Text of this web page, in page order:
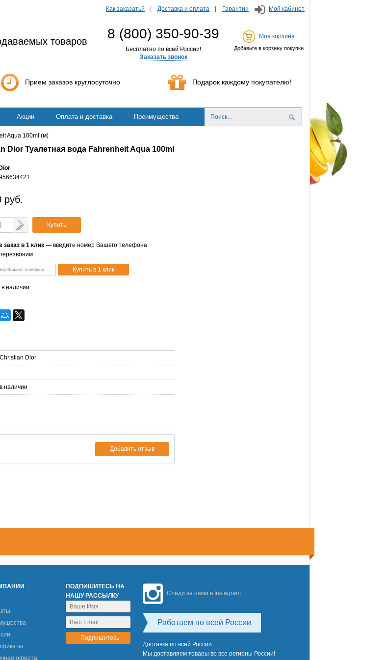
Как заказать? Доставка и оплата Гарантии Мой кабинет
товаров 8 (800) 350-90-39
Бесплатно по всей России!
Заказать звонок
Моя корзина
Добавьте в корзину покупки
Прием заказов круглосуточно Подарок каждому покупателю!
Акции Оплата и доставка Преимущества
Aqua 100ml (м)
Dior Туалетная вода Fahrenheit Aqua 100ml
руб.
Купить
заказ в 1 клик — введите номер Вашего телефона
в наличии
Christian Dior
в наличии
Добавить отзыв
оферта
ПОДПИШИТЕСЬ НА
НАШУ РАССЫЛКУ
Следи за нами в Instagram
Работаем по всей России
Доставка по всей России
Мы доставляем товары во все регионы России!